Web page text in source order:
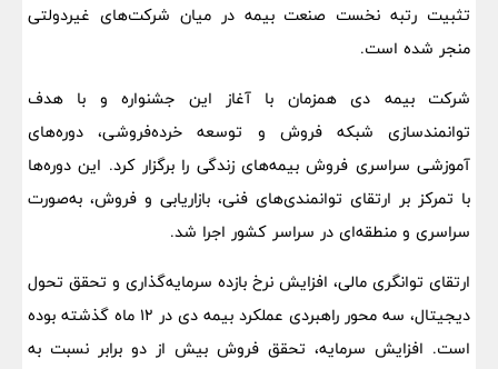
تثبیت رتبه نخست صنعت بیمه در میان شرکت‌های غیردولتی
منجر شده است.
شرکت بیمه دی همزمان با آغاز این جشنواره و با هدف
توانمندسازی شبکه فروش و توسعه خرده‌فروشی، دوره‌های
آموزشی سراسری فروش بیمه‌های زندگی را برگزار کرد. این دوره‌ها
با تمرکز بر ارتقای توانمندی‌های فنی، بازاریابی و فروش، به‌صورت
سراسری و منطقه‌ای در سراسر کشور اجرا شد.
ارتقای توانگری مالی، افزایش نرخ بازده سرمایه‌گذاری و تحقق تحول
دیجیتال، سه محور راهبردی عملکرد بیمه دی در 12 ماه گذشته بوده
است. افزایش سرمایه، تحقق فروش بیش از دو برابر نسبت به